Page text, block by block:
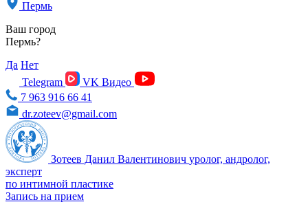
Пермь
Ваш город
Пермь?
Да Нет
Telegram
VK Видео
7 963 916 66 41
dr.zoteev@gmail.com
Зотеев Данил Валентинович уролог, андролог,
эксперт
по интимной пластике
Запись на прием